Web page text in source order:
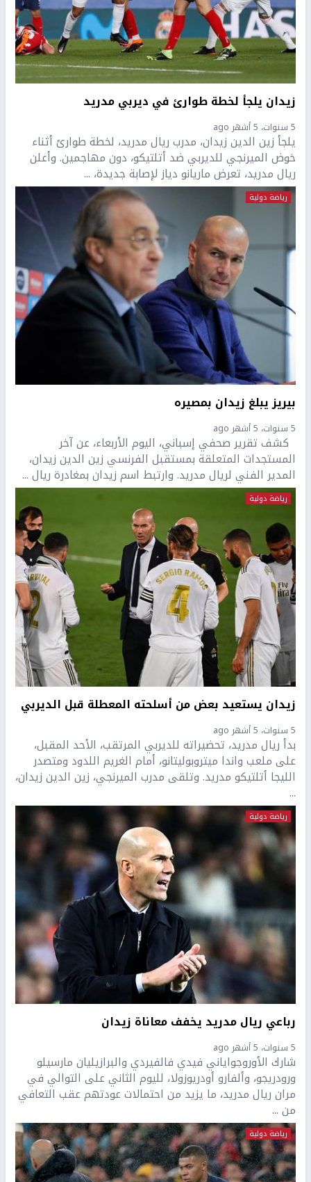
زيدان يلجأ لخطة طوارئ في ديربي مدريد
5 سنوات، 5 أشهر ago
يلجأ زين الدين زيدان، مدرب ريال مدريد، لخطة طوارئ أثناء
خوض الميرنجي للديربي ضد أتلتيكو، دون مهاجمين. وأعلن
ريال مدريد، تعرض ماريانو دياز لإصابة جديدة، ...
رياضة دولية
بيريز يبلغ زيدان بمصيره
5 سنوات، 5 أشهر ago
كشف تقرير صحفي إسباني، اليوم الأربعاء، عن آخر
المستجدات المتعلقة بمستقبل الفرنسي زين الدين زيدان،
المدير الفني لريال مدريد. وارتبط اسم زيدان بمغادرة ريال ...
رياضة دولية
زيدان يستعيد بعض من أسلحته المعطلة قبل الديربي
5 سنوات، 5 أشهر ago
بدأ ريال مدريد، تحضيراته للديربي المرتقب، الأحد المقبل،
على ملعب واندا ميتروبوليتانو، أمام الغريم اللدود ومتصدر
الليجا أتلتيكو مدريد. وتلقى مدرب الميرنجي، زين الدين زيدان،
...
رياضة دولية
رباعي ريال مدريد يخفف معاناة زيدان
5 سنوات، 5 أشهر ago
شارك الأوروجواياني فيدي فالفيردي والبرازيليان مارسيلو
ورودريجو، وألفارو أودريوزولا، لليوم الثاني على التوالي في
مران ريال مدريد، ما يزيد من احتمالات عودتهم عقب التعافي
من ...
رياضة دولية